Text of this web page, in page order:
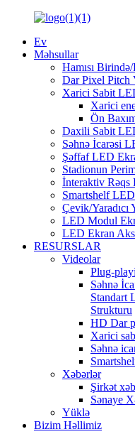
Ev
Məhsullar
Hamısı
Dar Pixel
Xarici Sabit
Xarici
Ön
Daxili Sabit
Səhnə İcarəsi
Şəffaf LED
Stadionun
İnteraktiv Rəqs
Smartshelf
Çevik/
LED Modul
LED Ekran
RESURSLAR
Videolar
Plug-
Səhnə
Standart
Strukturu
HD Dar
Xarici
Səhnə
Xəbərlər
Şirkət
Sənaye
Yüklə
Bizim Həllimiz